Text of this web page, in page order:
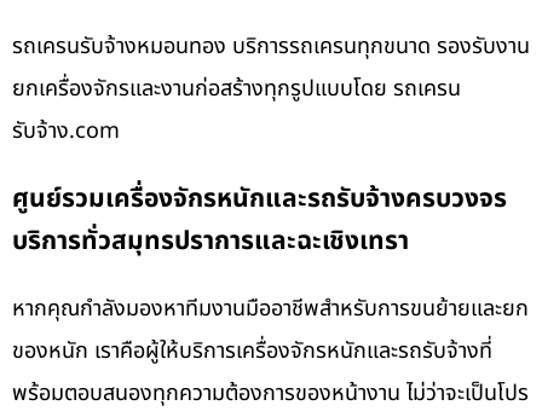
รถเครนรับจ้างหมอนทอง บริการรถเครนทุกขนาด รองรับงาน
ยกเครื่องจักรและงานก่อสร้างทุกรูปแบบโดย รถเครน
รับจ้าง.com
ศูนย์รวมเครื่องจักรหนักและรถรับจ้างครบวงจร
บริการทั่วสมุทรปราการและฉะเชิงเทรา
หากคุณกำลังมองหาทีมงานมืออาชีพสำหรับการขนย้ายและยก
ของหนัก เราคือผู้ให้บริการเครื่องจักรหนักและรถรับจ้างที่
พร้อมตอบสนองทุกความต้องการของหน้างาน ไม่ว่าจะเป็นโปร